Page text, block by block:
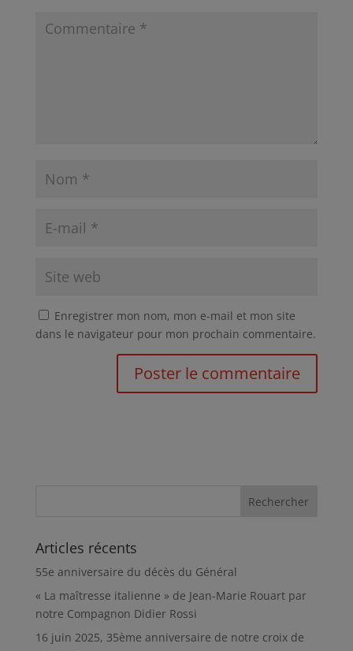
Enregistrer mon nom, mon e-mail et mon site
dans le navigateur pour mon prochain commentaire.
Articles récents
55e anniversaire du décès du Général
« La maîtresse italienne » de Jean-Marie Rouart par
notre Compagnon Didier Rossi
16 juin 2025, 35ème anniversaire de notre croix de